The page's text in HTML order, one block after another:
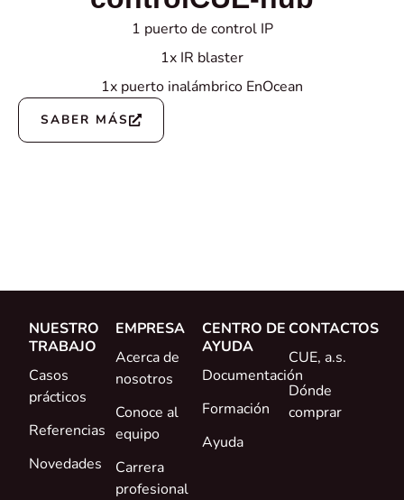
1 puerto de control IP
1x IR blaster
1x puerto inalámbrico EnOcean
SABER MÁS
NUESTRO
TRABAJO
Casos
prácticos
Referencias
Novedades
EMPRESA
Acerca de
nosotros
Conoce al
equipo
Carrera
profesional
CENTRO DE
AYUDA
Documentación
Formación
Ayuda
CONTACTOS
CUE, a.s.
Dónde
comprar